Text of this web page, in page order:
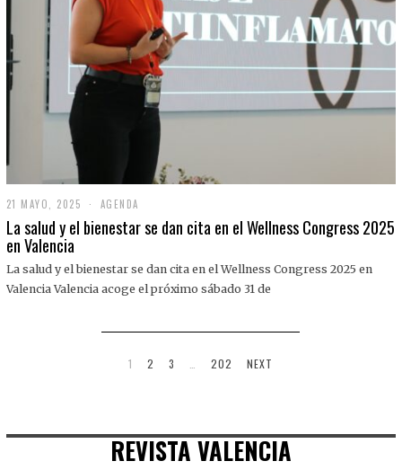
21 MAYO, 2025
1
M
O
,
AGENDA
La salud y el bienestar se dan cita en el Wellness Congress 2025
en Valencia
La salud y el bienestar se dan cita en el Wellness Congress 2025 en
Valencia Valencia acoge el próximo sábado 31 de
1 2 3 202 NEXT
REVISTA VALENCIA